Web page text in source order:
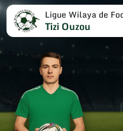
Ligue Wilaya de
Tizi Ouzou